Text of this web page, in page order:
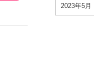
2023年5月